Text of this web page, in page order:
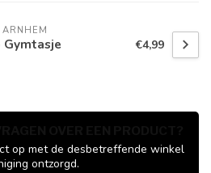
€4,99
op met de desbetreffende winkel
ontzorgd.